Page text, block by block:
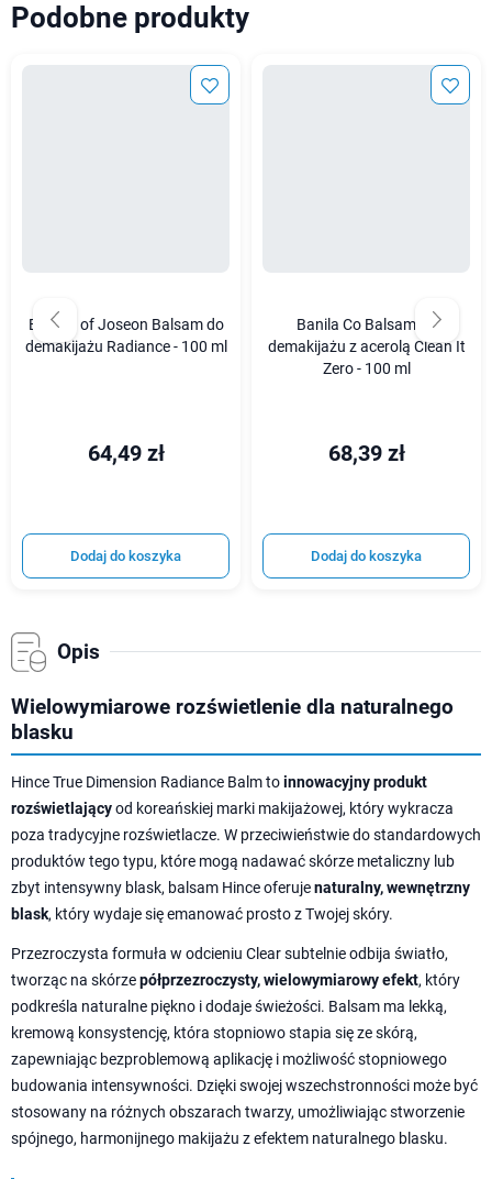
Podobne produkty
Beauty of Joseon Balsam do
demakijażu Radiance - 100 ml
64,49 zł
Dodaj do koszyka
Banila Co Balsam do
demakijażu z acerolą Clean It
Zero - 100 ml
68,39 zł
Dodaj do koszyka
Opis
Wielowymiarowe rozświetlenie dla naturalnego
blasku
Hince True Dimension Radiance Balm toinnowacyjny produkt
rozświetlającyod koreańskiej marki makijażowej, który wykracza
poza tradycyjne rozświetlacze. W przeciwieństwie do standardowych
produktów tego typu, które mogą nadawać skórze metaliczny lub
zbyt intensywny blask, balsam Hince oferujenaturalny, wewnętrzny
blask, który wydaje się emanować prosto z Twojej skóry.
Przezroczysta formuła w odcieniu Clear subtelnie odbija światło,
tworząc na skórzepółprzezroczysty, wielowymiarowy efekt, który
podkreśla naturalne piękno i dodaje świeżości. Balsam ma lekką,
kremową konsystencję, która stopniowo stapia się ze skórą,
zapewniając bezproblemową aplikację i możliwość stopniowego
budowania intensywności. Dzięki swojej wszechstronności może być
stosowany na różnych obszarach twarzy, umożliwiając stworzenie
spójnego, harmonijnego makijażu z efektem naturalnego blasku.